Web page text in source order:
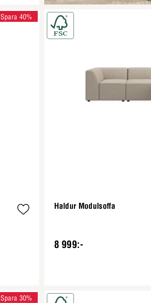
Spara 40%
Haldur Modulsoffa
8 999:-
Spara 30%